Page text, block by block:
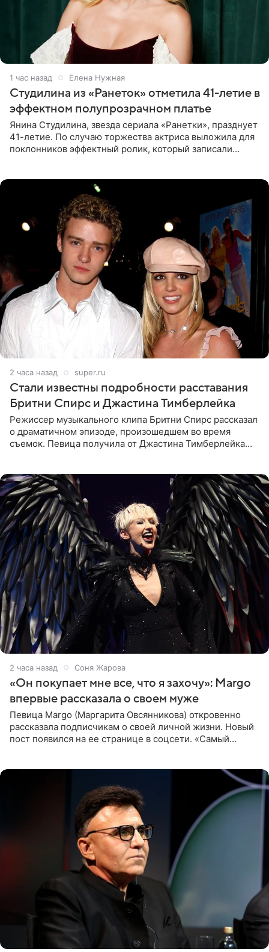
1 час назад Елена Нужная
Студилина из «Ранеток» отметила 41-летие в
эффектном полупрозрачном платье
Янина Студилина, звезда сериала «Ранетки», празднует
41-летие. По случаю торжества актриса выложила для
поклонников эффектный ролик, который записали
2 часа назад super.ru
Стали известны подробности расставания
Бритни Спирс и Джастина Тимберлейка
Режиссер музыкального клипа Бритни Спирс рассказал
о драматичном эпизоде, произошедшем во время
съемок. Певица получила от Джастина Тимберлейка
2 часа назад Соня Жарова
«Он покупает мне все, что я захочу»: Margo
впервые рассказала о своем муже
Певица Margo (Маргарита Овсянникова) откровенно
рассказала подписчикам о своей личной жизни. Новый
пост появился на ее странице в соцсети. «Самый